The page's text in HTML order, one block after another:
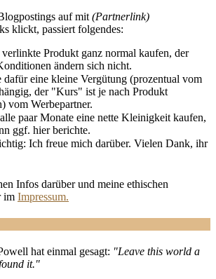
auf mit (Partnerlink)
klickt, passiert folgendes:
Produkt ganz normal kaufen, der
ändern sich nicht.
dafür eine kleine Vergütung (prozentual vom
der "Kurs" ist je nach Produkt
vom Werbepartner.
paar Monate eine nette Kleinigkeit kaufen,
ggf. hier berichte.
Ich freue mich darüber. Vielen Dank, ihr
Infos darüber und meine ethischen
im Impressum.
hat einmal gesagt: "Leave this world a
it."